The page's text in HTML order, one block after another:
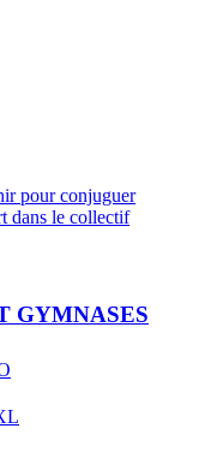
pour conjuguer
dans le collectif
GYMNASES